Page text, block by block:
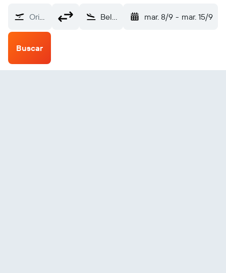
Origen Belo Horizonte Tancredo Neves Intl (CNF) mar. 8/9 - mar. 15/9
Buscar